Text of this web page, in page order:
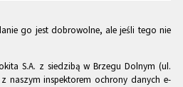
go jest dobrowolne, ale jeśli tego nie
S.A. z siedzibą w Brzegu Dolnym (ul.
naszym inspektorem ochrony danych e-